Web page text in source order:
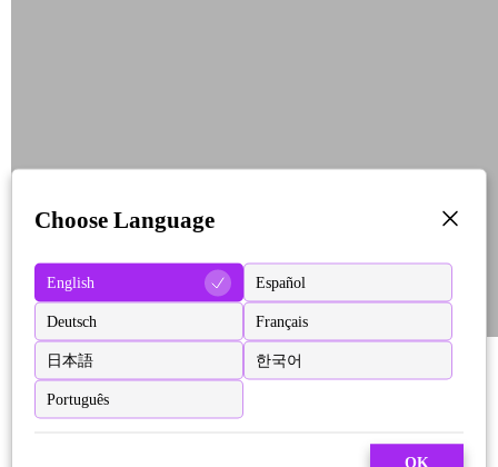
Choose Language
English Español
Deutsch Français
日本語 한국어
Português
OK